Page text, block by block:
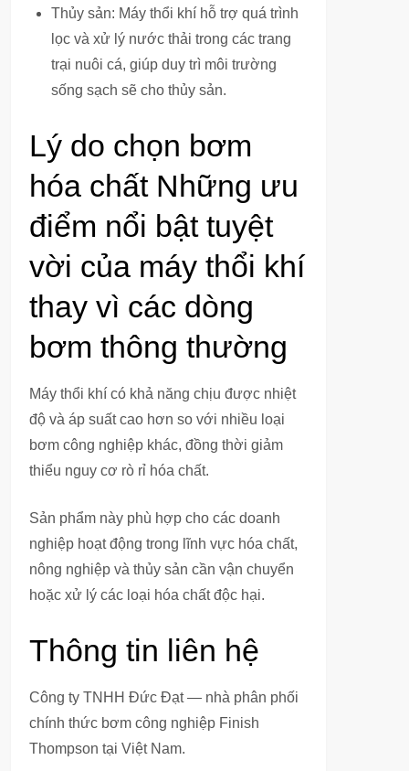
Thủy sản: Máy thổi khí hỗ trợ quá trình
lọc và xử lý nước thải trong các trang
trại nuôi cá, giúp duy trì môi trường
sống sạch sẽ cho thủy sản.
Lý do chọn bơm
hóa chất Những ưu
điểm nổi bật tuyệt
vời của máy thổi khí
thay vì các dòng
bơm thông thường
Máy thổi khí có khả năng chịu được nhiệt
độ và áp suất cao hơn so với nhiều loại
bơm công nghiệp khác, đồng thời giảm
thiểu nguy cơ rò rỉ hóa chất.
Sản phẩm này phù hợp cho các doanh
nghiệp hoạt động trong lĩnh vực hóa chất,
nông nghiệp và thủy sản cần vận chuyển
hoặc xử lý các loại hóa chất độc hại.
Thông tin liên hệ
Công ty TNHH Đức Đạt — nhà phân phối
chính thức bơm công nghiệp Finish
Thompson tại Việt Nam.